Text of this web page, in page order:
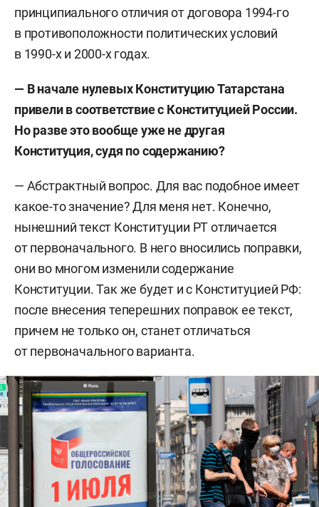
принципиального отличия от договора 1994-го
в противоположности политических условий
в 1990-х и 2000-х годах.
— В начале нулевых Конституцию Татарстана
привели в соответствие с Конституцией России.
Но разве это вообще уже не другая
Конституция, судя по содержанию?
— Абстрактный вопрос. Для вас подобное имеет
какое-то значение? Для меня нет. Конечно,
нынешний текст Конституции РТ отличается
от первоначального. В него вносились поправки,
они во многом изменили содержание
Конституции. Так же будет и с Конституцией РФ:
после внесения теперешних поправок ее текст,
причем не только он, станет отличаться
от первоначального варианта.